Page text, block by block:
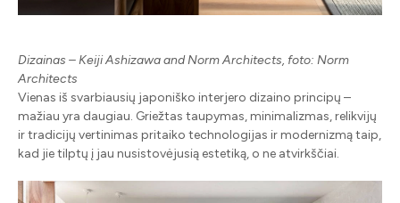
Dizainas – Keiji Ashizawa and Norm Architects, foto: Norm
Architects
Vienas iš svarbiausių japoniško interjero dizaino principų –
mažiau yra daugiau. Griežtas taupymas, minimalizmas, relikvijų
ir tradicijų vertinimas pritaiko technologijas ir modernizmą taip,
kad jie tilptų į jau nusistovėjusią estetiką, o ne atvirkščiai.